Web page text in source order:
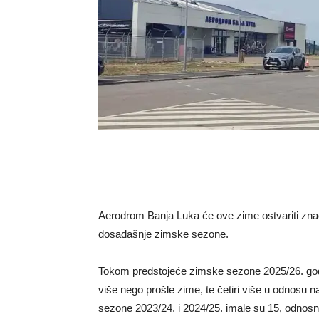
Aerodrom Banja Luka će ove zime ostvariti
dosadašnje zimske sezone.
Tokom predstojeće zimske sezone 2025/26.
više nego prošle zime, te četiri više u odnosu
sezone 2023/24. i 2024/25. imale su 15,